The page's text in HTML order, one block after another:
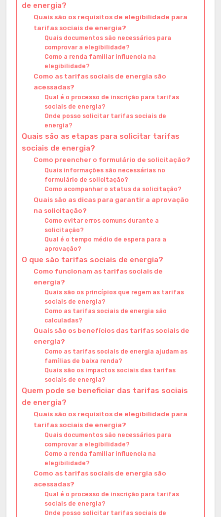
de energia?
Quais são os requisitos de elegibilidade para
tarifas sociais de energia?
Quais documentos são necessários para
comprovar a elegibilidade?
Como a renda familiar influencia na
elegibilidade?
Como as tarifas sociais de energia são
acessadas?
Qual é o processo de inscrição para tarifas
sociais de energia?
Onde posso solicitar tarifas sociais de
energia?
Quais são as etapas para solicitar tarifas
sociais de energia?
Como preencher o formulário de solicitação?
Quais informações são necessárias no
formulário de solicitação?
Como acompanhar o status da solicitação?
Quais são as dicas para garantir a aprovação
na solicitação?
Como evitar erros comuns durante a
solicitação?
Qual é o tempo médio de espera para a
aprovação?
O que são tarifas sociais de energia?
Como funcionam as tarifas sociais de
energia?
Quais são os princípios que regem as tarifas
sociais de energia?
Como as tarifas sociais de energia são
calculadas?
Quais são os benefícios das tarifas sociais de
energia?
Como as tarifas sociais de energia ajudam as
famílias de baixa renda?
Quais são os impactos sociais das tarifas
sociais de energia?
Quem pode se beneficiar das tarifas sociais
de energia?
Quais são os requisitos de elegibilidade para
tarifas sociais de energia?
Quais documentos são necessários para
comprovar a elegibilidade?
Como a renda familiar influencia na
elegibilidade?
Como as tarifas sociais de energia são
acessadas?
Qual é o processo de inscrição para tarifas
sociais de energia?
Onde posso solicitar tarifas sociais de